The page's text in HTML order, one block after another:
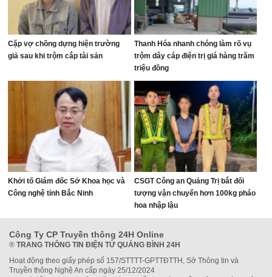
Cặp vợ chồng dựng hiện trường
giả sau khi trộm cắp tài sản
Thanh Hóa nhanh chóng làm rõ vụ
trộm dây cáp điện trị giá hàng trăm
triệu đồng
Khởi tố Giám đốc Sở Khoa học và
Công nghệ tỉnh Bắc Ninh
CSGT Công an Quảng Trị bắt đối
tượng vận chuyển hơn 100kg pháo
hoa nhập lậu
Công Ty CP Truyền thông 24H Online
® TRANG THÔNG TIN ĐIỆN TỬ QUẢNG BÌNH 24H
Hoạt động theo giấy phép số 157/STTTT-GPTTĐTTH, Sở Thông tin và
Truyền thông Nghệ An cấp ngày 25/12/2024